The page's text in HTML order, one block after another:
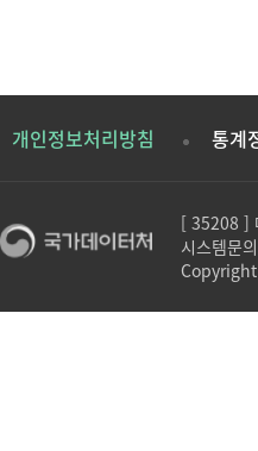
개인정보처리방침 통계
[ 35208 ]
시스템문